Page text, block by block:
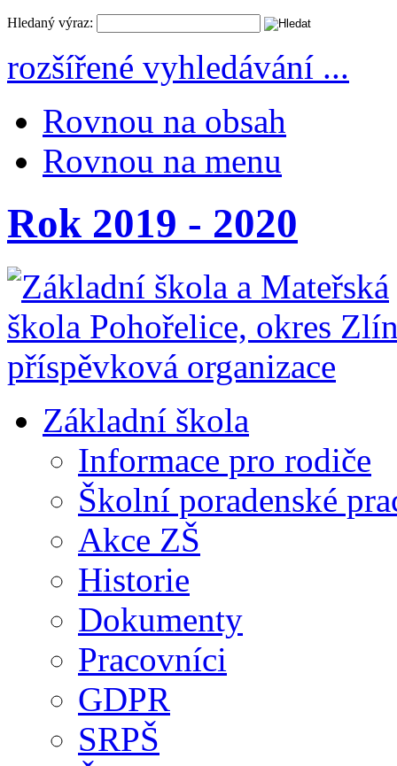
Hledaný výraz:
rozšířené vyhledávání ...
Rovnou na obsah
Rovnou na menu
Rok 2019 - 2020
Základní škola
Informace pro rodiče
Školní poradenské
Akce ZŠ
Historie
Dokumenty
Pracovníci
GDPR
SRPŠ